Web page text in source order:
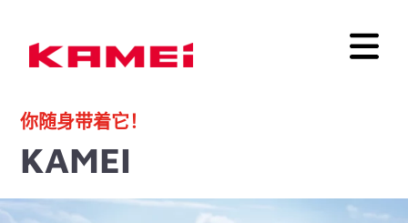
你随身带着它！
KAMEI